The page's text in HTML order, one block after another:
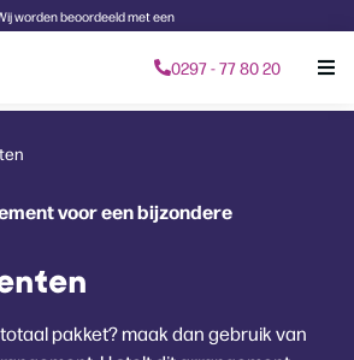
worden beoordeeld met een
0297 - 77 80 20
voor een bijzondere
pakket? maak dan gebruik van